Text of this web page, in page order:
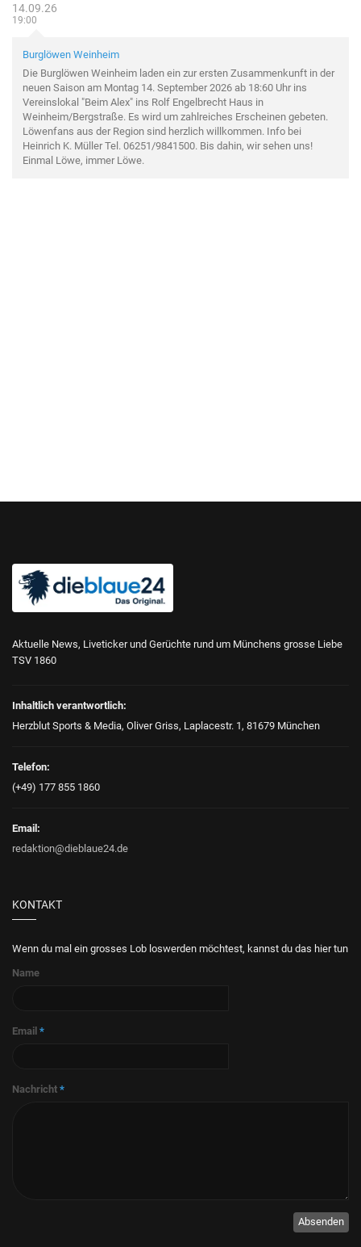
14.09.26
19:00
Burglöwen Weinheim
Die Burglöwen Weinheim laden ein zur ersten Zusammenkunft in der
neuen Saison am Montag 14. September 2026 ab 18:60 Uhr ins
Vereinslokal "Beim Alex" ins Rolf Engelbrecht Haus in
Weinheim/Bergstraße. Es wird um zahlreiches Erscheinen gebeten.
Löwenfans aus der Region sind herzlich willkommen. Info bei
Heinrich K. Müller Tel. 06251/9841500. Bis dahin, wir sehen uns!
Einmal Löwe, immer Löwe.
Aktuelle News, Liveticker und Gerüchte rund um Münchens grosse Liebe
TSV 1860
Inhaltlich verantwortlich:
Herzblut Sports & Media, Oliver Griss, Laplacestr. 1, 81679 München
Telefon:
(+49) 177 855 1860
Email:
redaktion@dieblaue24.de
KONTAKT
Wenn du mal ein grosses Lob loswerden möchtest, kannst du das hier tun
Name
Email *
Nachricht *
Absenden